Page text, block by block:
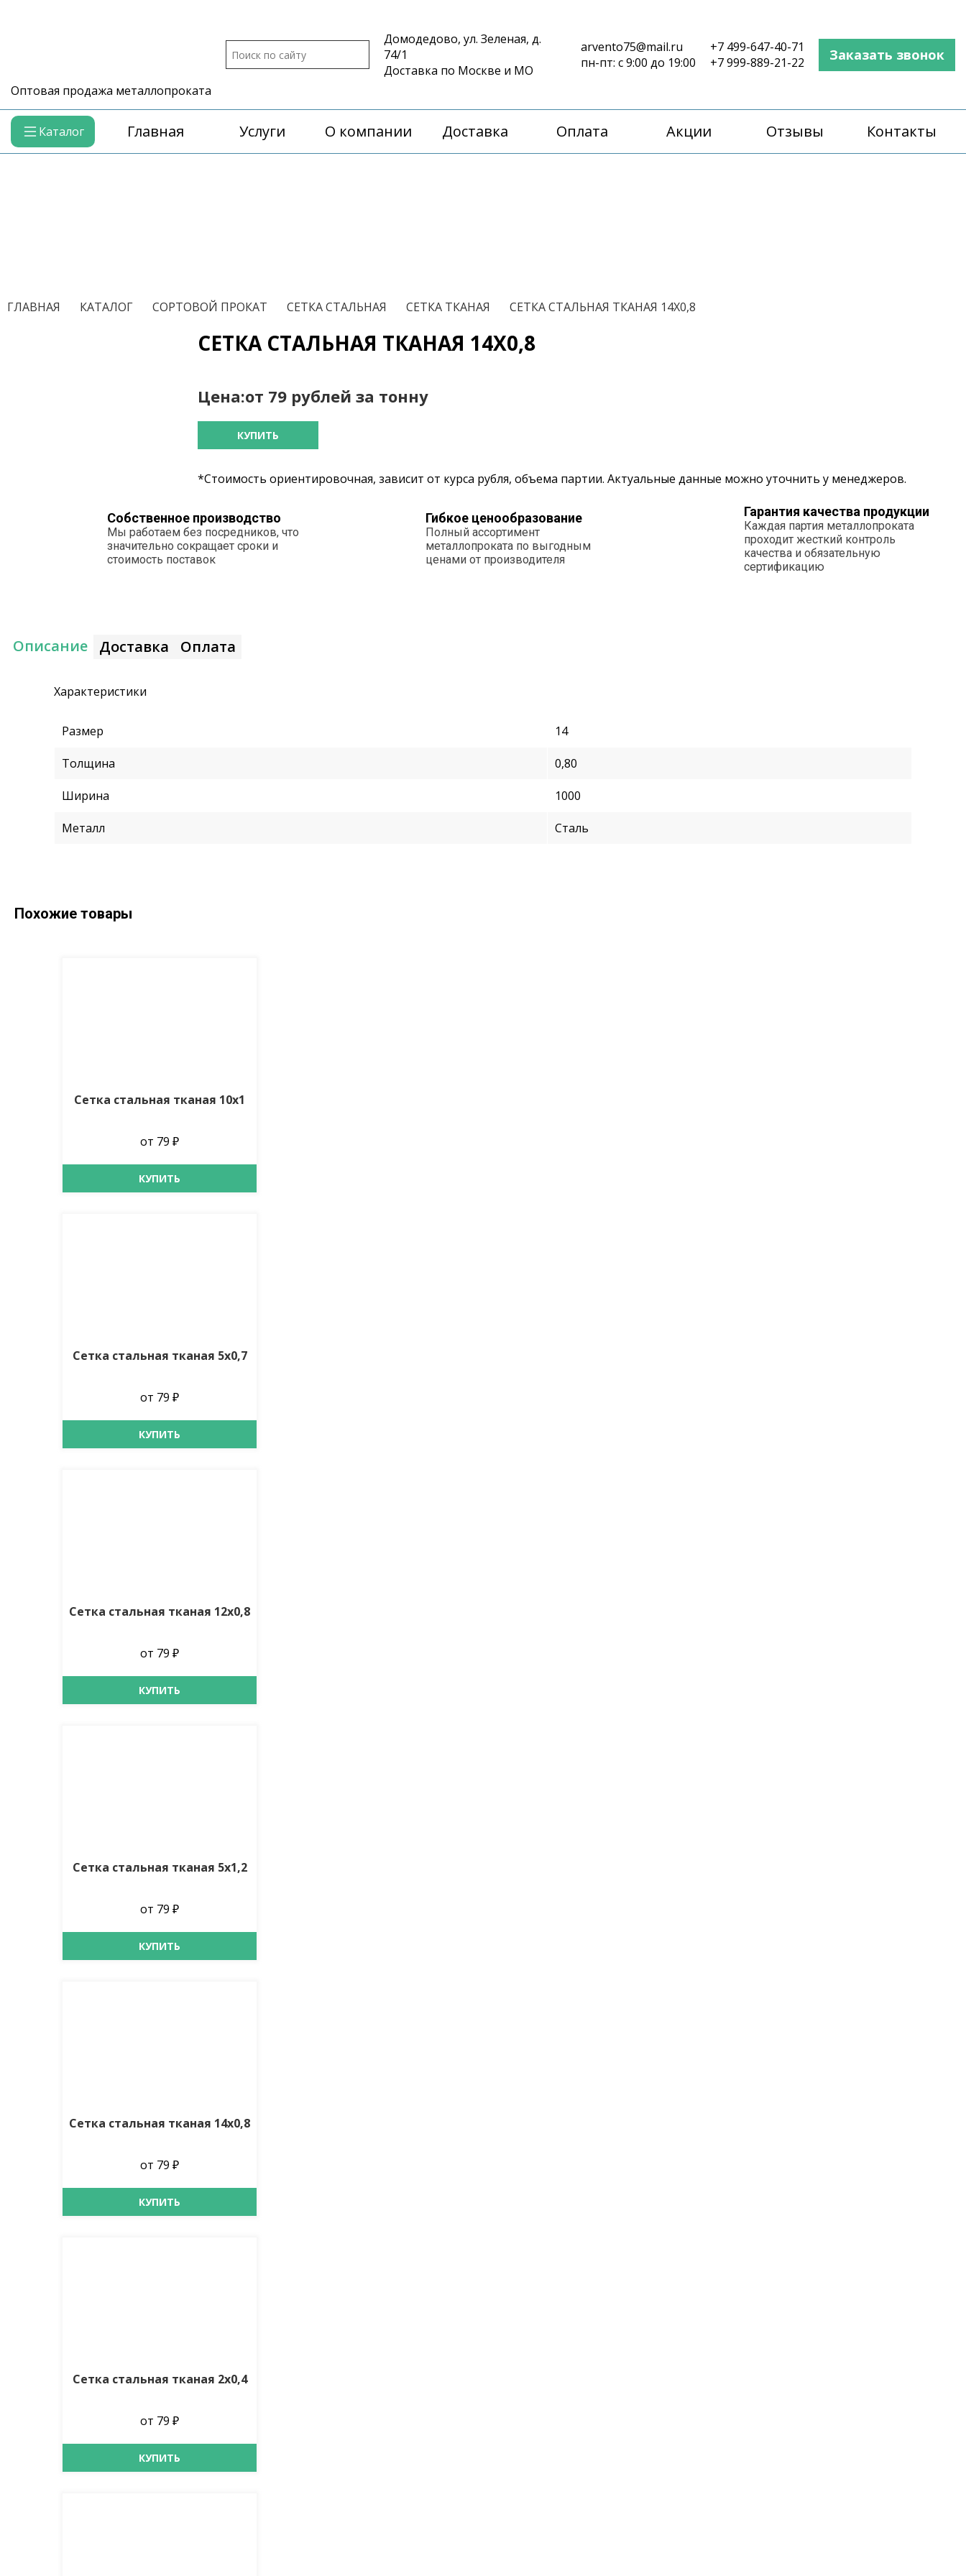
Оптовая продажа металлопроката
Домодедово, ул. Зеленая, д.
74/1
Доставка по Москве и МО
arvento75@mail.ru
пн-пт: с 9:00 до 19:00
+7 499-647-40-71
+7 999-889-21-22
Заказать звонок
Каталог Главная Услуги О компании Доставка Оплата Акции Отзывы Контакты
ГЛАВНАЯ КАТАЛОГ СОРТОВОЙ ПРОКАТ СЕТКА СТАЛЬНАЯ СЕТКА ТКАНАЯ СЕТКА СТАЛЬНАЯ ТКАНАЯ 14Х0,8
СЕТКА СТАЛЬНАЯ ТКАНАЯ 14Х0,8
Цена:от 79 рублей за тонну
КУПИТЬ
*Стоимость ориентировочная, зависит от курса рубля, объема партии. Актуальные данные можно уточнить у менеджеров.
Собственное производство
Мы работаем без посредников, что
значительно сокращает сроки и
стоимость поставок
Гибкое ценообразование
Полный ассортимент
металлопроката по выгодным
ценами от производителя
Гарантия качества продукции
Каждая партия металлопроката
проходит жесткий контроль
качества и обязательную
сертификацию
Описание Доставка Оплата
Характеристики
Размер 14
Толщина 0,80
Ширина 1000
Металл Сталь
Похожие товары
Сетка стальная тканая 10х1
от 79 ₽
КУПИТЬ
Сетка стальная тканая 5х0,7
от 79 ₽
КУПИТЬ
Сетка стальная тканая 12х0,8
от 79 ₽
КУПИТЬ
Сетка стальная тканая 5х1,2
от 79 ₽
КУПИТЬ
Сетка стальная тканая 14х0,8
от 79 ₽
КУПИТЬ
Сетка стальная тканая 2х0,4
от 79 ₽
КУПИТЬ